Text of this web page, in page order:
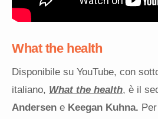
What the health
Disponibile su YouTube, con
italiano, What the health, è il
Andersen e Keegan Kuhna.